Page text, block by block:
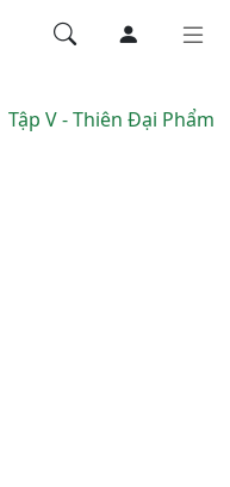
Tập V - Thiên Ðại Phẩm